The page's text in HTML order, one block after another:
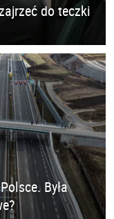
do teczki
Była